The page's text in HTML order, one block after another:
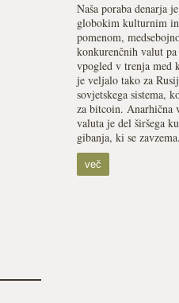
Naša poraba denarja
globokim kulturnim
pomenom,
konkurenčnih valut
vpogled v trenja med
je veljalo tako za
sovjetskega sistema,
za bitcoin. Anarhična
valuta je del širšega
gibanja, ki se
več